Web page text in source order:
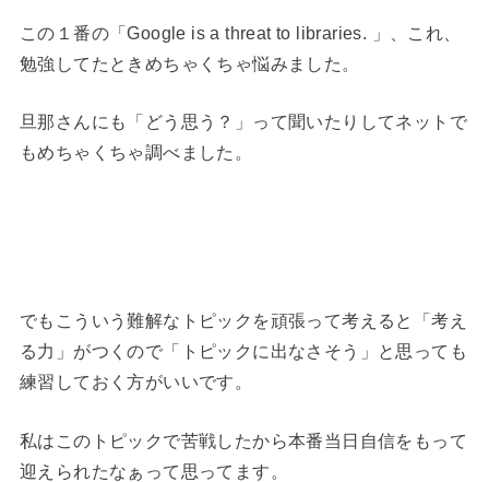
この１番の「Google is a threat to libraries. 」、これ、
勉強してたときめちゃくちゃ悩みました。
旦那さんにも「どう思う？」って聞いたりしてネットで
もめちゃくちゃ調べました。
でもこういう難解なトピックを頑張って考えると「考え
る力」がつくので「トピックに出なさそう」と思っても
練習しておく方がいいです。
私はこのトピックで苦戦したから本番当日自信をもって
迎えられたなぁって思ってます。